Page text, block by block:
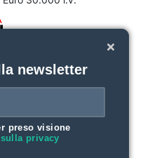
newsletter
preso visione
privacy